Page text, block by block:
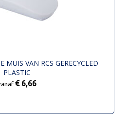
MUIS VAN RCS GERECYCLED
PLASTIC
€ 6,66